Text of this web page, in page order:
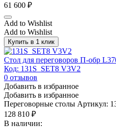
61 600 ₽
Add to Wishlist
Add to Wishlist
Купить в 1 клик
Стол для переговоров П-обр
Код: 131S_SET8 V3V2
0 отзывов
Добавить в избранное
Добавить в избранное
Переговорные столы Артикул:
128 810 ₽
В наличии: